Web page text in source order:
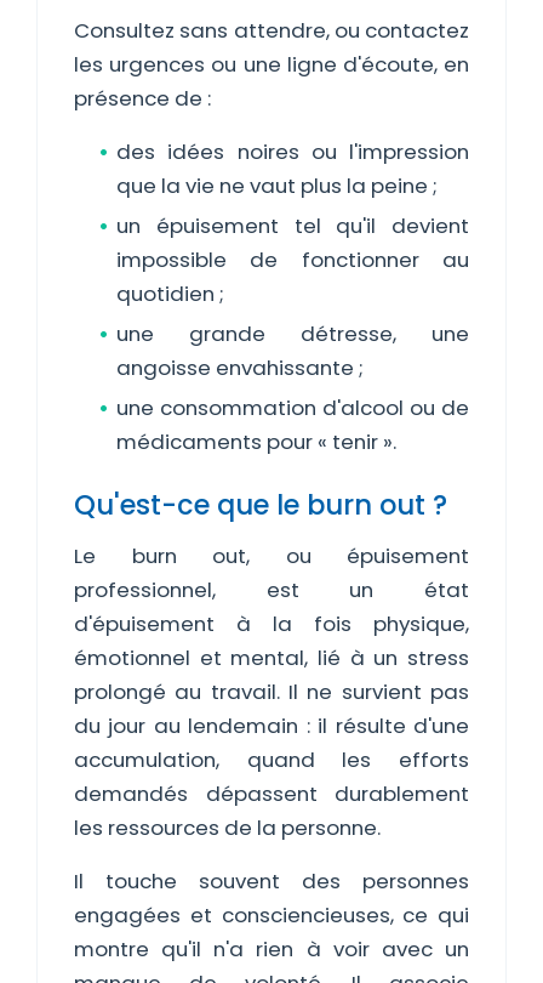
Consultez sans attendre, ou contactez
les urgences ou une ligne d'écoute, en
présence de :
des idées noires ou l'impression
que la vie ne vaut plus la peine ;
un épuisement tel qu'il devient
impossible de fonctionner au
quotidien ;
une grande détresse, une
angoisse envahissante ;
une consommation d'alcool ou de
médicaments pour « tenir ».
Qu'est-ce que le burn out ?
Le burn out, ou épuisement
professionnel, est un état
d'épuisement à la fois physique,
émotionnel et mental, lié à un stress
prolongé au travail. Il ne survient pas
du jour au lendemain : il résulte d'une
accumulation, quand les efforts
demandés dépassent durablement
les ressources de la personne.
Il touche souvent des personnes
engagées et consciencieuses, ce qui
montre qu'il n'a rien à voir avec un